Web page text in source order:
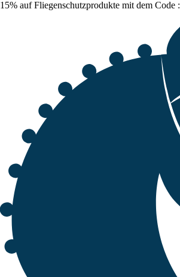
15% auf Fliegenschutzprodukte mit dem Code :